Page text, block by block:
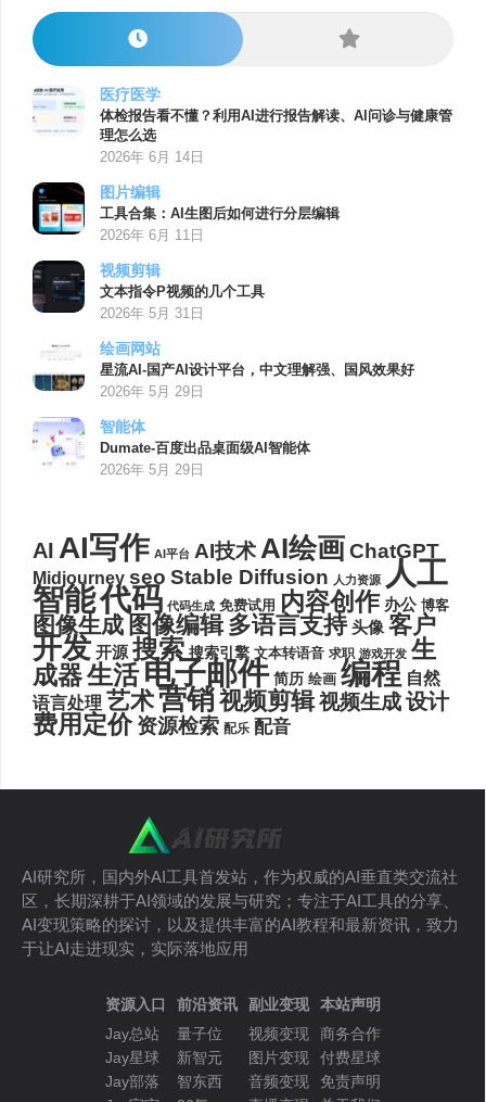
医疗医学
体检报告看不懂？利用AI进行报告解读、AI问诊与健康管
理怎么选
2026年 6月 14日
图片编辑
工具合集：AI生图后如何进行分层编辑
2026年 6月 11日
视频剪辑
文本指令P视频的几个工具
2026年 5月 31日
绘画网站
星流AI-国产AI设计平台，中文理解强、国风效果好
2026年 5月 29日
智能体
Dumate-百度出品桌面级AI智能体
2026年 5月 29日
AI AI写作 AI平台 AI技术AI绘画ChatGPT
Midjourney seo Stable Diffusion 人力资源 人工
智能代码 代码生成 免费试用 内容创作 办公 博客
图像生成 图像编辑 多语言支持 头像 客户
开发 开源 搜索 搜索引擎 文本转语音 求职 游戏开发 生
成器生活电子邮件 简历 绘画 编程 自然
语言处理 艺术营销视频剪辑视频生成设计
费用定价 资源检索 配乐 配音
AI研究所，国内外AI工具首发站，作为权威的AI垂直类交流社
区，长期深耕于AI领域的发展与研究；专注于AI工具的分享、
AI变现策略的探讨，以及提供丰富的AI教程和最新资讯，致力
于让AI走进现实，实际落地应用
资源入口
Jay总站
Jay星球
Jay部落
前沿资讯
量子位
新智元
智东西
副业变现
视频变现
图片变现
音频变现
本站声明
商务合作
付费星球
免责声明